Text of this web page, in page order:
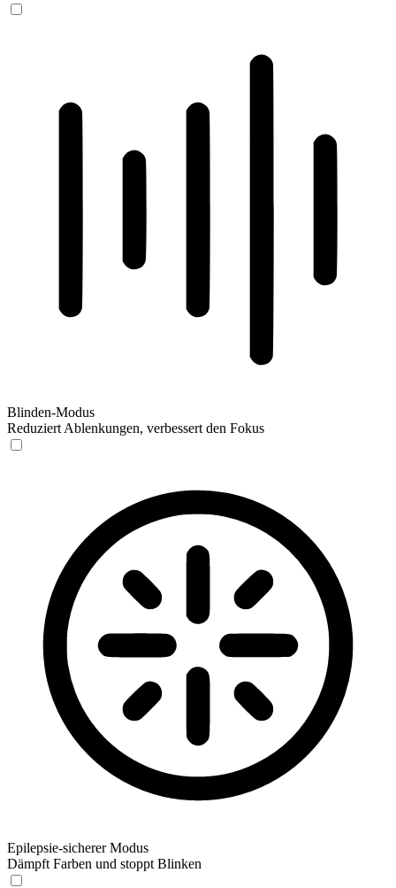
Blinden-Modus
Reduziert Ablenkungen, verbessert den Fokus
Epilepsie-sicherer Modus
Dämpft Farben und stoppt Blinken